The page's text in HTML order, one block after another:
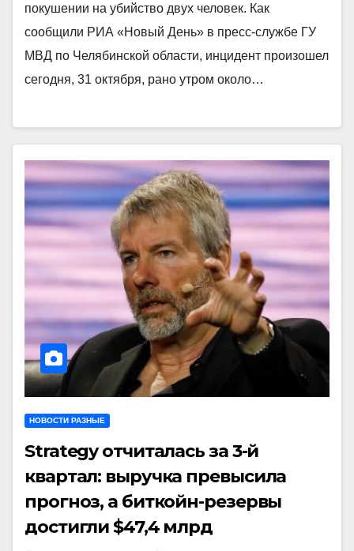
покушении на убийство двух человек. Как
сообщили РИА «Новый День» в пресс-службе ГУ
МВД по Челябинской области, инцидент произошел
сегодня, 31 октября, рано утром около…
НОВОСТИ РАЗНЫЕ
Strategy отчиталась за 3-й
квартал: выручка превысила
прогноз, а биткойн-резервы
достигли $47,4 млрд